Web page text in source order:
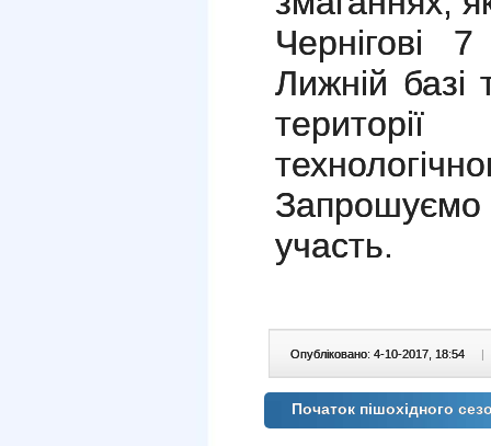
Чернігові
Лижній
участь.
Опубліковано: 4-10-2017, 18:54 |
Початок пішохідного